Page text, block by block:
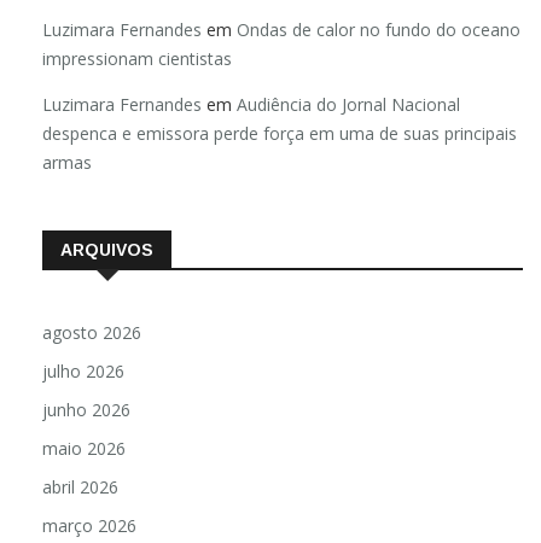
Luzimara Fernandes em Ondas de calor no fundo do oceano
impressionam cientistas
Luzimara Fernandes em Audiência do Jornal Nacional
despenca e emissora perde força em uma de suas principais
armas
ARQUIVOS
agosto 2026
julho 2026
junho 2026
maio 2026
abril 2026
março 2026